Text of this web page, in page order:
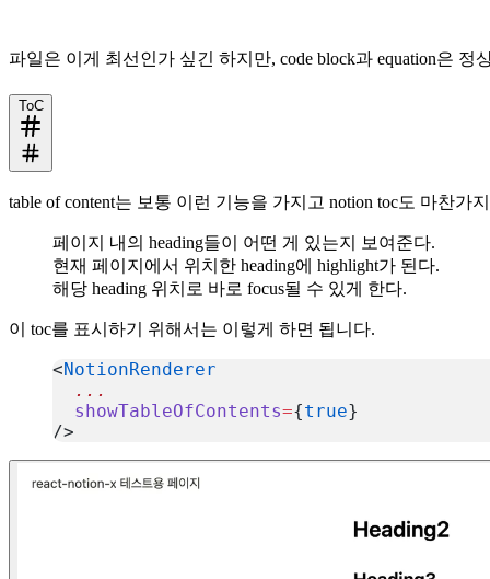
파일은 이게 최선인가 싶긴 하지만, code block과 equation은
ToC
table of content는 보통 이런 기능을 가지고 notion toc도 마찬가
페이지 내의 heading들이 어떤 게 있는지 보여준다.
현재 페이지에서 위치한 heading에 highlight가 된다.
해당 heading 위치로 바로 focus될 수 있게 한다.
이 toc를 표시하기 위해서는 이렇게 하면 됩니다.
<NotionRenderer
  ...
  showTableOfContents
={true}
/>
복사